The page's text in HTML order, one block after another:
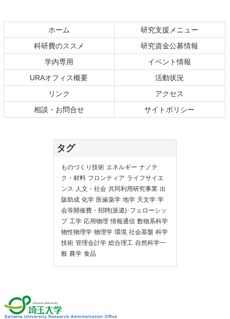
ホーム
研究支援メニュー
科研費のススメ
研究資金公募情報
学内専用
イベント情報
URAオフィス概要
活動状況
リンク
アクセス
相談・お問合せ
サイトポリシー
タグ
ものづくり技術 エネルギー ナノテ
ク・材料 フロンティア ライフサイエ
ンス 人文・社会 共同利用研究事業 出
版助成 化学 医歯薬学 地学 天文学 学
会等開催費・招聘(派遣)･フェローシッ
プ 工学 応用物理 情報通信 数物系科学
物性物理学 物理学 環境 社会基盤 科学
技術 管理会計学 総合理工 自然科学一
般 農学 食品